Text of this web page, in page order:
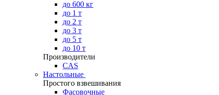
до 600 кг
до 1 т
до 2 т
до 3 т
до 5 т
до 10 т
Производители
CAS
Настольные
Простого взвешивания
Фасовочные